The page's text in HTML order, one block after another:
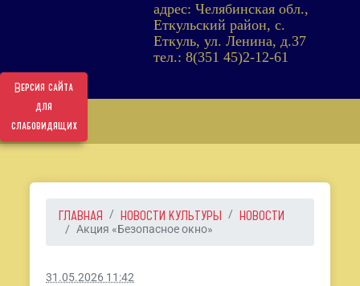
Версия сайта
для
слабовидящих
адрес: Челябинская обл.,
Еткульский район, с.
Еткуль, ул. Ленина, д.37
тел.: 8(351 45)2-12-61
ГЛАВНАЯ НОВОСТИ КУЛЬТУРЫ НОВОСТИ
Акция «Безопасное окно»
31.05.2026 11:42